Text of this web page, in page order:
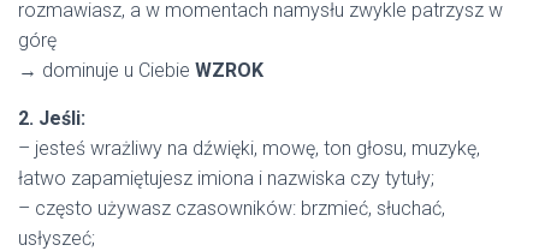
rozmawiasz, a w momentach namysłu zwykle patrzysz w
górę
→ dominuje u Ciebie WZROK
2. Jeśli:
– jesteś wrażliwy na dźwięki, mowę, ton głosu, muzykę,
łatwo zapamiętujesz imiona i nazwiska czy tytuły;
– często używasz czasowników: brzmieć, słuchać,
usłyszeć;